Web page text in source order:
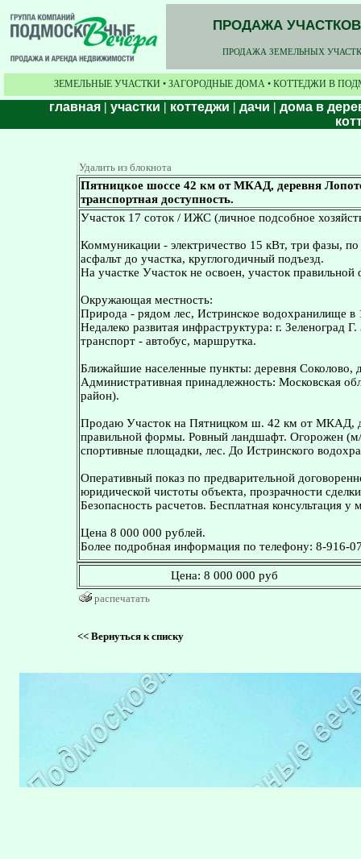
ПРОДАЖА
ПРОДАЖА ЗЕМЕЛЬНЫХ
ЗЕМЕЛЬНЫЕ УЧАСТКИ • ЗАГОРОДНЫЕ ДОМА • КОТТЕДЖИ В
главная | участки | коттеджи | дачи | дома в
Удалить из блокнота
Пятницкое шоссе 42 км от МКАД, деревня
транспортная доступность.
Участок 17 соток / ИЖС (личное подсобное
Коммуникации - электричество 15 кВт, три фазы, по
асфальт до участка, круглогодичный подъезд.
На участке Участок не освоен, участок
Окружающая местность:
Природа - рядом лес, Истринское водохранилище в
Недалеко развитая инфраструктура: г. Зеленоград
транспорт - автобус, маршрутка.
Ближайшие населенные пункты: деревня Соколово,
Административная принадлежность: Московская
район).
Продаю Участок на Пятницком ш. 42 км от МКАД,
правильной формы. Ровный ландшафт. Огорожен (м/
спортивные площадки, лес. До Истринского
Оперативный показ по предварительной
юридической чистоты объекта, прозрачности
Безопасность расчетов. Бесплатная консультация
Цена 8 000 000 рублей.
Более подробная информация по телефону: 8-916-
Цена: 8 000 000 руб
распечатать
<<Вернуться к списку